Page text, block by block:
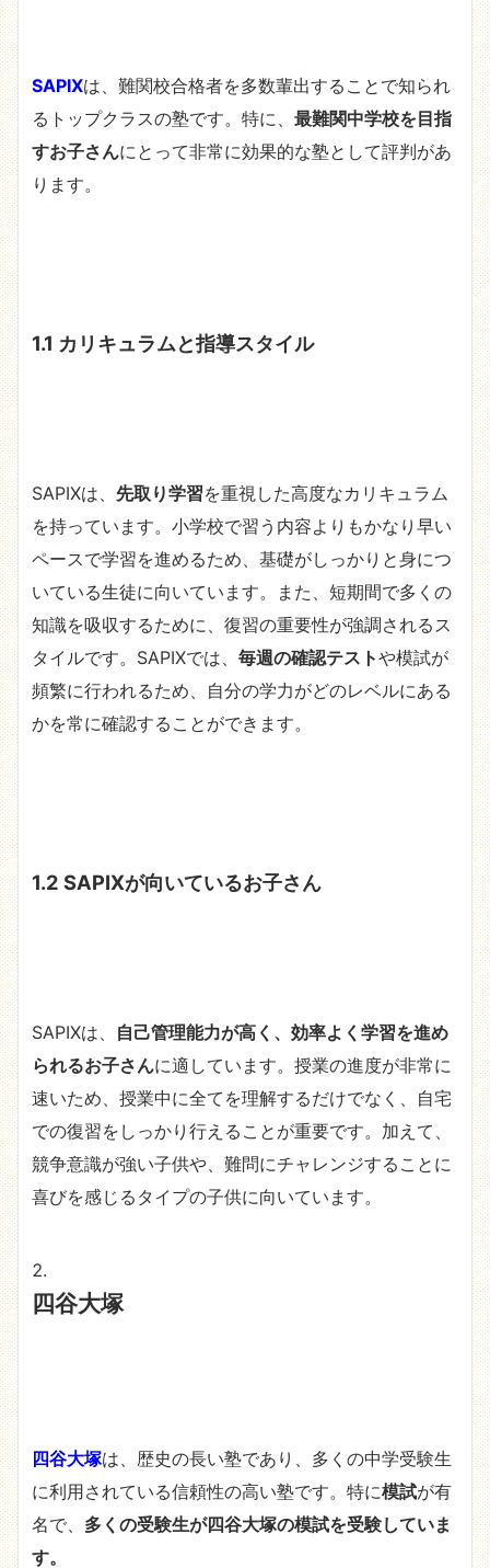
SAPIXは、難関校合格者を多数輩出することで知られ
るトップクラスの塾です。特に、 最難関中学校を目指
すお子さんにとって非常に効果的な塾として評判があ
ります。
1.1 カリキュラムと指導スタイル
SAPIXは、 先取り学習を重視した高度なカリキュラム
を持っています。小学校で習う内容よりもかなり早い
ペースで学習を進めるため、基礎がしっかりと身につ
いている生徒に向いています。また、短期間で多くの
知識を吸収するために、復習の重要性が強調されるス
タイルです。SAPIXでは、 毎週の確認テストや模試が
頻繁に行われるため、自分の学力がどのレベルにある
かを常に確認することができます。
1.2 SAPIXが向いているお子さん
SAPIXは、 自己管理能力が高く、効率よく学習を進め
られるお子さんに適しています。授業の進度が非常に
速いため、授業中に全てを理解するだけでなく、自宅
での復習をしっかり行えることが重要です。加えて、
競争意識が強い子供や、難問にチャレンジすることに
喜びを感じるタイプの子供に向いています。
四谷大塚
四谷大塚は、歴史の長い塾であり、多くの中学受験生
に利用されている信頼性の高い塾です。特に模試が有
名で、 多くの受験生が四谷大塚の模試を受験していま
す。